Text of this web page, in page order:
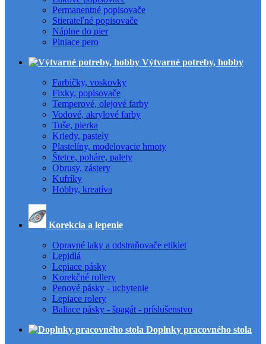
Permanentné popisovače
Stierateľné popisovače
Náplne do pier
Plniace pero
Výtvarné potreby, hobby
Farbičky, voskovky
Fixky, popisovače
Temperové, olejové farby
Vodové, akrylové farby
Tuše, pierka
Kriedy, pastely
Plastelíny, modelovacie hmoty
Štetce, poháre, palety
Obrusy, zástery
Kufríky
Hobby, kreatíva
Korekcia a lepenie
Opravné laky a odstraňovače etikiet
Lepidlá
Lepiace pásky
Korekčné rollery
Penové pásky - uchytenie
Lepiace rolery
Baliace pásky - špagát - príslušenstvo
Doplnky pracovného stola